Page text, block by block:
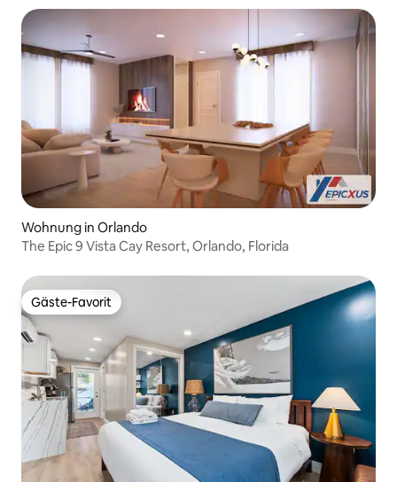
Wohnung in Orlando
The Epic 9 Vista Cay Resort, Orlando, Florida
Gäste-Favorit
Gäste-Favorit